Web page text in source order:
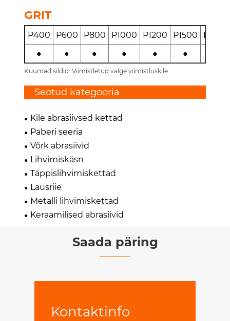
GRIT
P400 P600 P800 P1000 P1200 P1500
P2000
●
● ● ● ● ●
Kuumad sildid: Viimistletud valge viimistluskile
Seotud kategooria
Kile abrasiivsed kettad
Paberi seeria
Võrk abrasiivid
Lihvimiskäsn
Täppislihvimiskettad
Lausriie
Metalli lihvimiskettad
Keraamilised abrasiivid
Saada päring
Kontaktinfo